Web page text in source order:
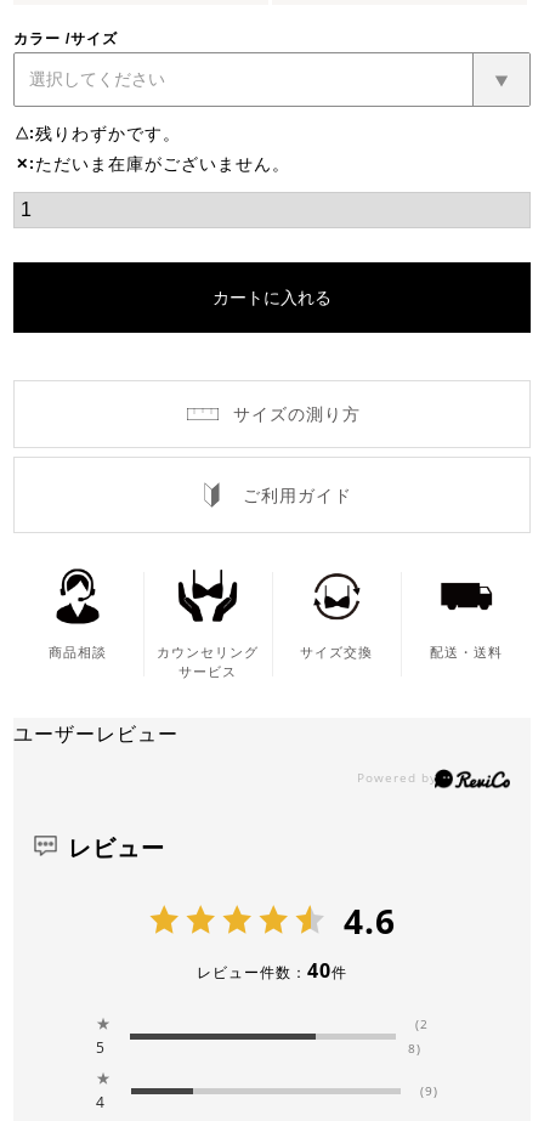
カラー サイズ
△ 残りわずかです。
✕ ただいま在庫がございません。
カートに入れる
サイズの測り方
ご利用ガイド
商品相談
カウンセリング
サービス
サイズ交換 配送・送料
ユーザーレビュー
レビュー
4.6
レビュー件数： 40件
★
5
(2
8)
★
4
(9)